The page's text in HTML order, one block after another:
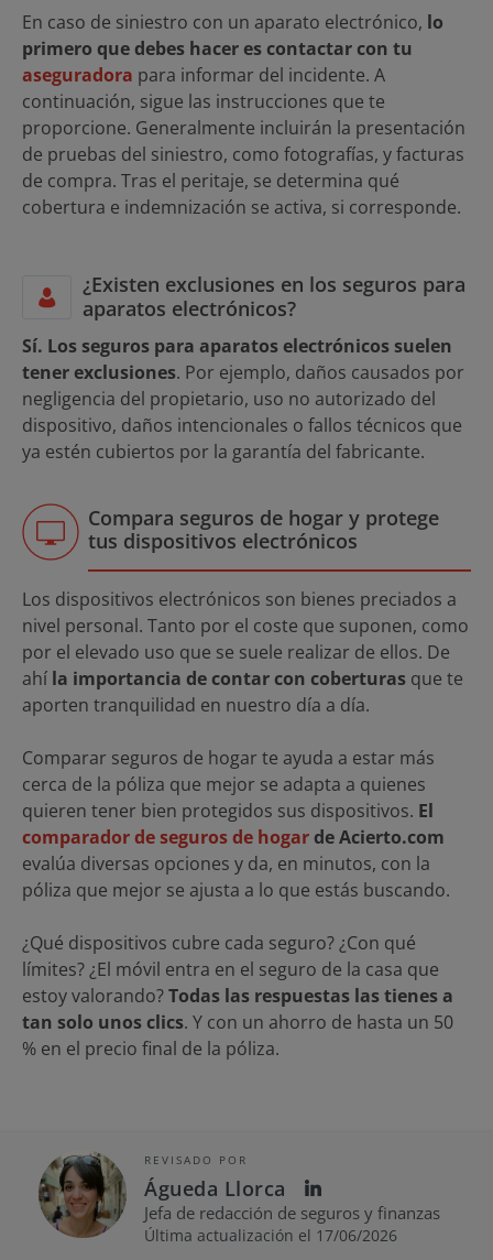
En caso de siniestro con un aparato electrónico, lo
primero que debes hacer es contactar con tu
aseguradora para informar del incidente. A
continuación, sigue las instrucciones que te
proporcione. Generalmente incluirán la presentación
de pruebas del siniestro, como fotografías, y facturas
de compra. Tras el peritaje, se determina qué
cobertura e indemnización se activa, si corresponde.
¿Existen exclusiones en los seguros para
aparatos electrónicos?
Sí. Los seguros para aparatos electrónicos suelen
tener exclusiones. Por ejemplo, daños causados por
negligencia del propietario, uso no autorizado del
dispositivo, daños intencionales o fallos técnicos que
ya estén cubiertos por la garantía del fabricante.
Compara seguros de hogar y protege
tus dispositivos electrónicos
Los dispositivos electrónicos son bienes preciados a
nivel personal. Tanto por el coste que suponen, como
por el elevado uso que se suele realizar de ellos. De
ahí la importancia de contar con coberturas que te
aporten tranquilidad en nuestro día a día.
Comparar seguros de hogar te ayuda a estar más
cerca de la póliza que mejor se adapta a quienes
quieren tener bien protegidos sus dispositivos. El
comparador de seguros de hogarde Acierto.com
evalúa diversas opciones y da, en minutos, con la
póliza que mejor se ajusta a lo que estás buscando.
¿Qué dispositivos cubre cada seguro? ¿Con qué
límites? ¿El móvil entra en el seguro de la casa que
estoy valorando?Todas las respuestas las tienes a
tan solo unos clics. Y con un ahorro de hasta un 50
% en el precio final de la póliza.
REVISADO POR
Águeda Llorca
Jefa de redacción de seguros y finanzas
Última actualización el 17/06/2026